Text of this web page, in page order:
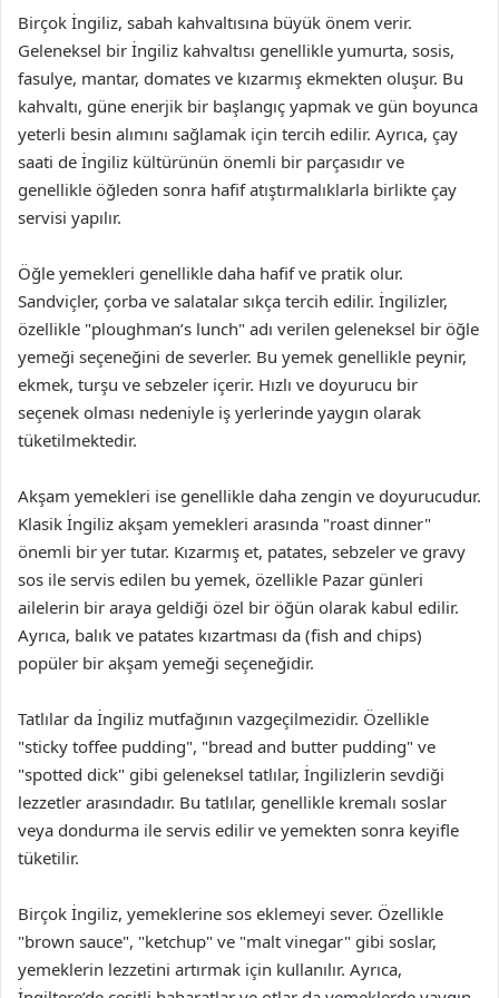
Birçok İngiliz, sabah kahvaltısına büyük önem verir.
Geleneksel bir İngiliz kahvaltısı genellikle yumurta, sosis,
fasulye, mantar, domates ve kızarmış ekmekten oluşur. Bu
kahvaltı, güne enerjik bir başlangıç yapmak ve gün boyunca
yeterli besin alımını sağlamak için tercih edilir. Ayrıca, çay
saati de İngiliz kültürünün önemli bir parçasıdır ve
genellikle öğleden sonra hafif atıştırmalıklarla birlikte çay
servisi yapılır.
Öğle yemekleri genellikle daha hafif ve pratik olur.
Sandviçler, çorba ve salatalar sıkça tercih edilir. İngilizler,
özellikle "ploughman’s lunch" adı verilen geleneksel bir öğle
yemeği seçeneğini de severler. Bu yemek genellikle peynir,
ekmek, turşu ve sebzeler içerir. Hızlı ve doyurucu bir
seçenek olması nedeniyle iş yerlerinde yaygın olarak
tüketilmektedir.
Akşam yemekleri ise genellikle daha zengin ve doyurucudur.
Klasik İngiliz akşam yemekleri arasında "roast dinner"
önemli bir yer tutar. Kızarmış et, patates, sebzeler ve gravy
sos ile servis edilen bu yemek, özellikle Pazar günleri
ailelerin bir araya geldiği özel bir öğün olarak kabul edilir.
Ayrıca, balık ve patates kızartması da (fish and chips)
popüler bir akşam yemeği seçeneğidir.
Tatlılar da İngiliz mutfağının vazgeçilmezidir. Özellikle
"sticky toffee pudding", "bread and butter pudding" ve
"spotted dick" gibi geleneksel tatlılar, İngilizlerin sevdiği
lezzetler arasındadır. Bu tatlılar, genellikle kremalı soslar
veya dondurma ile servis edilir ve yemekten sonra keyifle
tüketilir.
Birçok İngiliz, yemeklerine sos eklemeyi sever. Özellikle
"brown sauce", "ketchup" ve "malt vinegar" gibi soslar,
yemeklerin lezzetini artırmak için kullanılır. Ayrıca,